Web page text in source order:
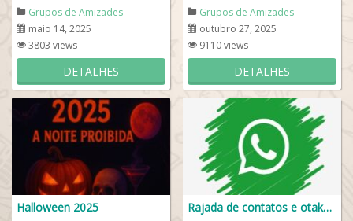
Grupos de Amizades
maio 14, 2025
3803 views
DETALHES
Grupos de Amizades
outubro 27, 2025
9110 views
DETALHES
Halloween 2025 Rajada de contatos e otakus ™️